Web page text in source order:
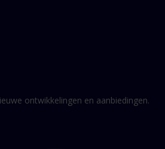
ontwikkelingen en aanbiedingen.